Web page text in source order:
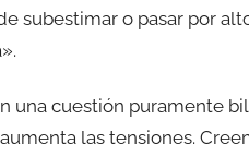
subestimar o pasar por
una cuestión puramente
las tensiones.